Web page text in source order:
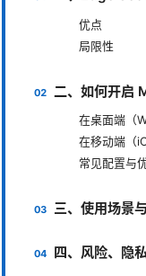
优点
局限性
二、如何开
在桌面端（
在移动端（
常见配置与
三、使用场景
四、风险、隐